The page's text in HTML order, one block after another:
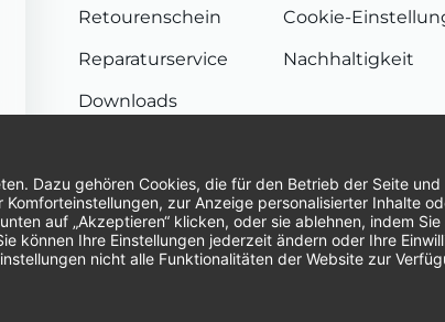
Retourenschein
Reparaturservice
Downloads
Cookie-
Nachhaltigkeit